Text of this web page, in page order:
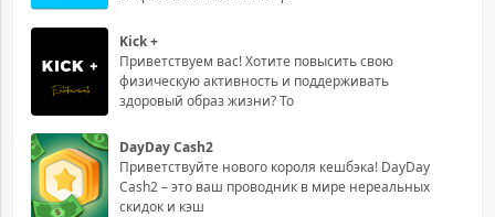
Kick +
Приветствуем вас! Хотите повысить свою
физическую активность и поддерживать
здоровый образ жизни? То
DayDay Cash2
Приветствуйте нового короля кешбэка! DayDay
Cash2 – это ваш проводник в мире нереальных
скидок и кэш